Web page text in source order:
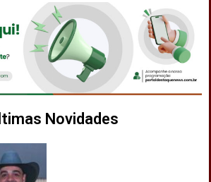
Novidades